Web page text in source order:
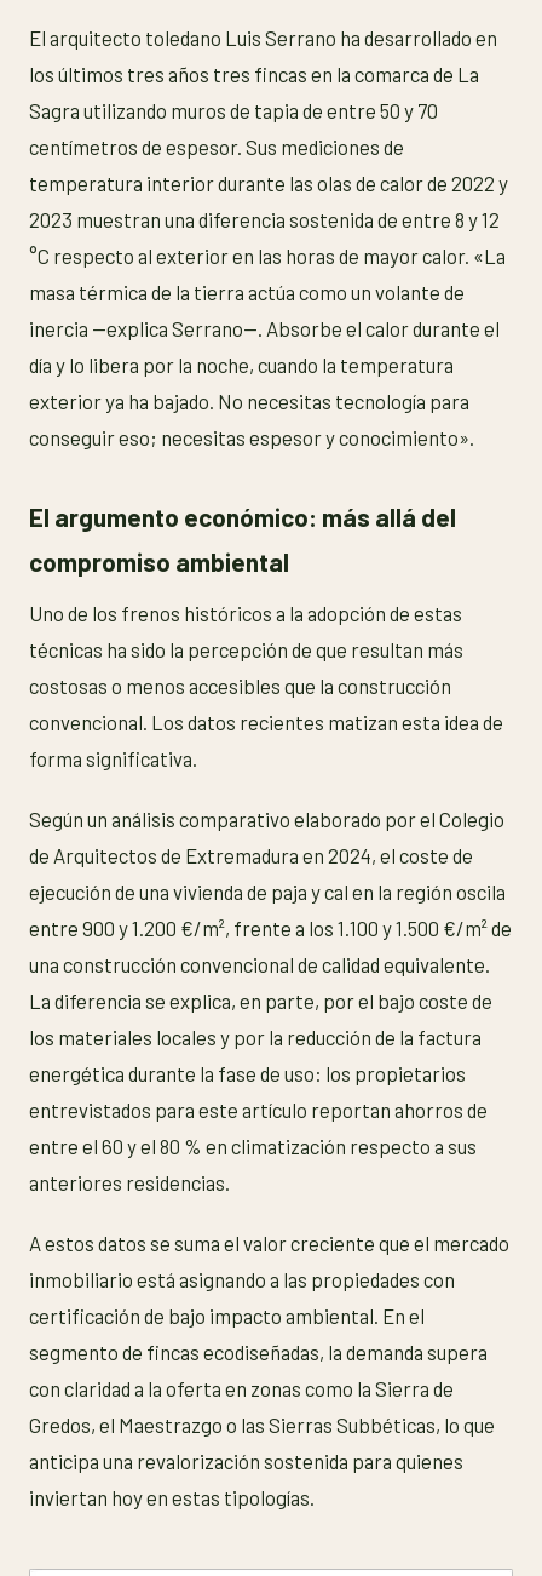
El arquitecto toledano Luis Serrano ha desarrollado en
los últimos tres años tres fincas en la comarca de La
Sagra utilizando muros de tapia de entre 50 y 70
centímetros de espesor. Sus mediciones de
temperatura interior durante las olas de calor de 2022 y
2023 muestran una diferencia sostenida de entre 8 y 12
°C respecto al exterior en las horas de mayor calor. «La
masa térmica de la tierra actúa como un volante de
inercia —explica Serrano—. Absorbe el calor durante el
día y lo libera por la noche, cuando la temperatura
exterior ya ha bajado. No necesitas tecnología para
conseguir eso; necesitas espesor y conocimiento».
El argumento económico: más allá del
compromiso ambiental
Uno de los frenos históricos a la adopción de estas
técnicas ha sido la percepción de que resultan más
costosas o menos accesibles que la construcción
convencional. Los datos recientes matizan esta idea de
forma significativa.
Según un análisis comparativo elaborado por el Colegio
de Arquitectos de Extremadura en 2024, el coste de
ejecución de una vivienda de paja y cal en la región oscila
entre 900 y 1.200 €/m², frente a los 1.100 y 1.500 €/m² de
una construcción convencional de calidad equivalente.
La diferencia se explica, en parte, por el bajo coste de
los materiales locales y por la reducción de la factura
energética durante la fase de uso: los propietarios
entrevistados para este artículo reportan ahorros de
entre el 60 y el 80 % en climatización respecto a sus
anteriores residencias.
A estos datos se suma el valor creciente que el mercado
inmobiliario está asignando a las propiedades con
certificación de bajo impacto ambiental. En el
segmento de fincas ecodiseñadas, la demanda supera
con claridad a la oferta en zonas como la Sierra de
Gredos, el Maestrazgo o las Sierras Subbéticas, lo que
anticipa una revalorización sostenida para quienes
inviertan hoy en estas tipologías.